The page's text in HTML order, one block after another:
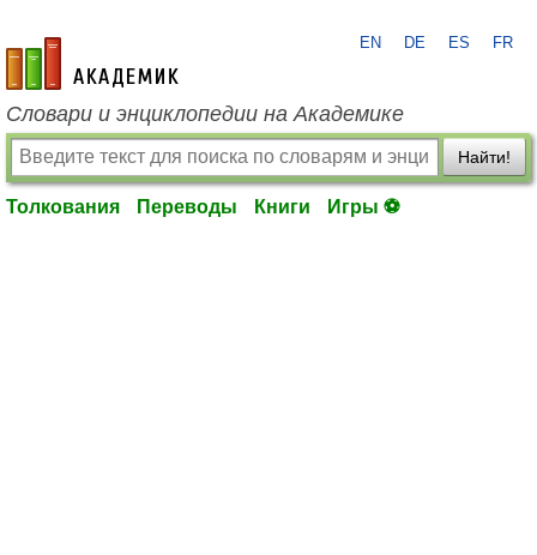
academic.ru
EN DE ES FR
Словари и энциклопедии на Академике
Найти!
Толкования Переводы Книги Игры ⚽